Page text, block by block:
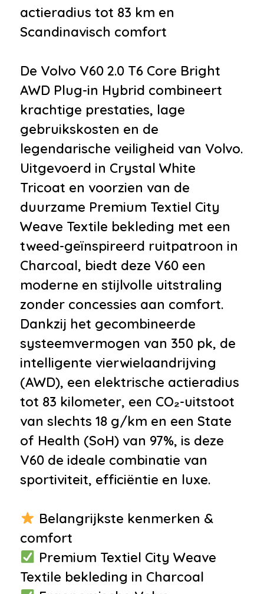
Lichtmetalen velgen 18"
•
Achterruitverwarming
•
Afdekhoes
•Buitenspiegels elektrisch
inklapbaar
Buitenspiegels elektrisch
verstel- en verwarmbaar
•Buitenspiegels elektrisch
verstelbaar
•
Buitenspiegels verwarmbaar
Bumpers in carrosseriekleur
Centrale deurvergrendeling
met afstandsbediening
Dakrails
Dimlichten automatisch
•
Getint glas
Lichtmetalen velgen
•Parkeersensor achter
•Parkeersensor voor
Parkeersensor voor en achter
Trekhaak
Uitlaat sierstuk
Infotainment
•Achteruitrijcamera
•Spraakbediening
•Android auto
•Apple carplay
•Audio installatie
actieradius tot 83 km en
Scandinavisch comfort
De Volvo V60 2.0 T6 Core Bright
AWD Plug-in Hybrid combineert
krachtige prestaties, lage
gebruikskosten en de
legendarische veiligheid van Volvo.
Uitgevoerd in Crystal White
Tricoat en voorzien van de
duurzame Premium Textiel City
Weave Textile bekleding met een
tweed-geïnspireerd ruitpatroon in
Charcoal, biedt deze V60 een
moderne en stijlvolle uitstraling
zonder concessies aan comfort.
Dankzij het gecombineerde
systeemvermogen van 350 pk, de
intelligente vierwielaandrijving
(AWD), een elektrische actieradius
tot 83 kilometer, een CO₂-uitstoot
van slechts 18 g/km en een State
of Health (SoH) van 97%, is deze
V60 de ideale combinatie van
sportiviteit, efficiëntie en luxe.
Belangrijkste kenmerken &
comfort
Premium Textiel City Weave
Textile bekleding in Charcoal